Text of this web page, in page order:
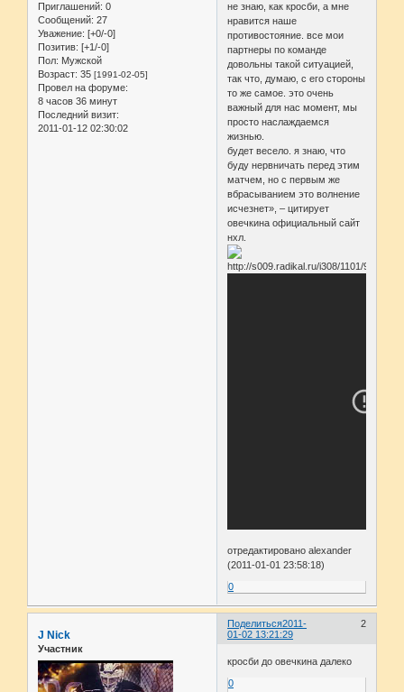
Приглашений: 0
Сообщений: 27
Уважение: [+0/-0]
Позитив: [+1/-0]
Пол: Мужской
Возраст: 35 [1991-02-05]
Провел на форуме:
8 часов 36 минут
Последний визит:
2011-01-12 02:30:02
не знаю, как кросби, а мне
нравится наше
противостояние. все мои
партнеры по команде
довольны такой ситуацией,
так что, думаю, с его стороны
то же самое. это очень
важный для нас момент, мы
просто наслаждаемся
жизнью.
будет весело. я знаю, что
буду нервничать перед этим
матчем, но с первым же
вбрасыванием это волнение
исчезнет», – цитирует
овечкина официальный сайт
нхл.
отредактировано alexander
(2011-01-01 23:58:18)
0
Поделиться 2
2011-
01-02 13:21:29
J Nick
Участник
кросби до овечкина далеко
0